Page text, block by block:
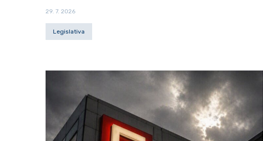
29. 7. 2026
Legislativa